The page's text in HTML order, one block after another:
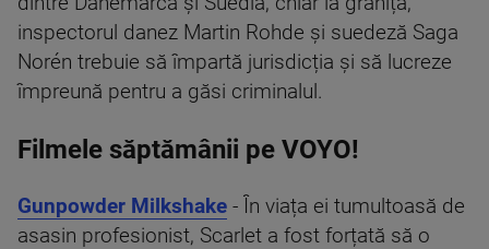
inspectorul danez Martin Rohde și suedeză Saga
Norén trebuie să împartă jurisdicția și să lucreze
împreună pentru a găsi criminalul.
Filmele săptămânii pe VOYO!
Gunpowder Milkshake - În viața ei tumultoasă de
asasin profesionist, Scarlet a fost forțată să o